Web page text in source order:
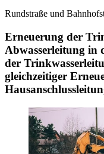
Rundstraße und
Erneuerung der
Abwasserleitung in
der
gleichzeitiger